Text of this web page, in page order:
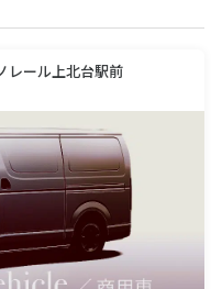
レール上北台駅前